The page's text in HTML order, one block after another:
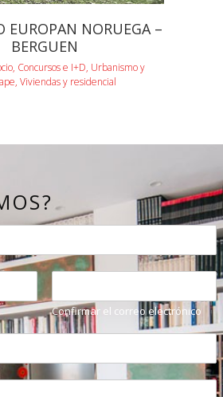
EUROPAN NORUEGA –
BERGUEN
Concursos e I+D, Urbanismo y
Viviendas y residencial
Confirmar el correo electrónico